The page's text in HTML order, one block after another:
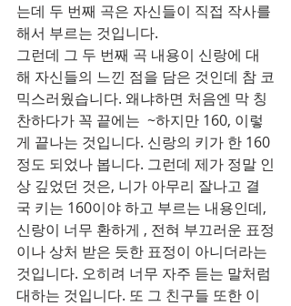
는데 두 번째 곡은 자신들이 직접 작사를
해서 부르는 것입니다.
그런데 그 두 번째 곡 내용이 신랑에 대
해 자신들의 느낀 점을 담은 것인데 참 코
믹스러웠습니다. 왜냐하면 처음엔 막 칭
찬하다가 꼭 끝에는  ~하지만 160, 이렇
게 끝나는 것입니다. 신랑의 키가 한 160
정도 되었나 봅니다. 그런데 제가 정말 인
상 깊었던 것은, 니가 아무리 잘나고 결
국 키는 160이야 하고 부르는 내용인데,
신랑이 너무 환하게 , 전혀 부끄러운 표정
이나 상처 받은 듯한 표정이 아니더라는
것입니다. 오히려 너무 자주 듣는 말처럼
대하는 것입니다. 또 그 친구들 또한 이